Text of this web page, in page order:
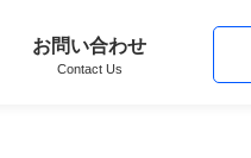
お問い合わせ
Contact Us